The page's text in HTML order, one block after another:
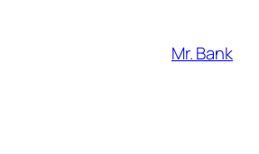
Mr. Bank